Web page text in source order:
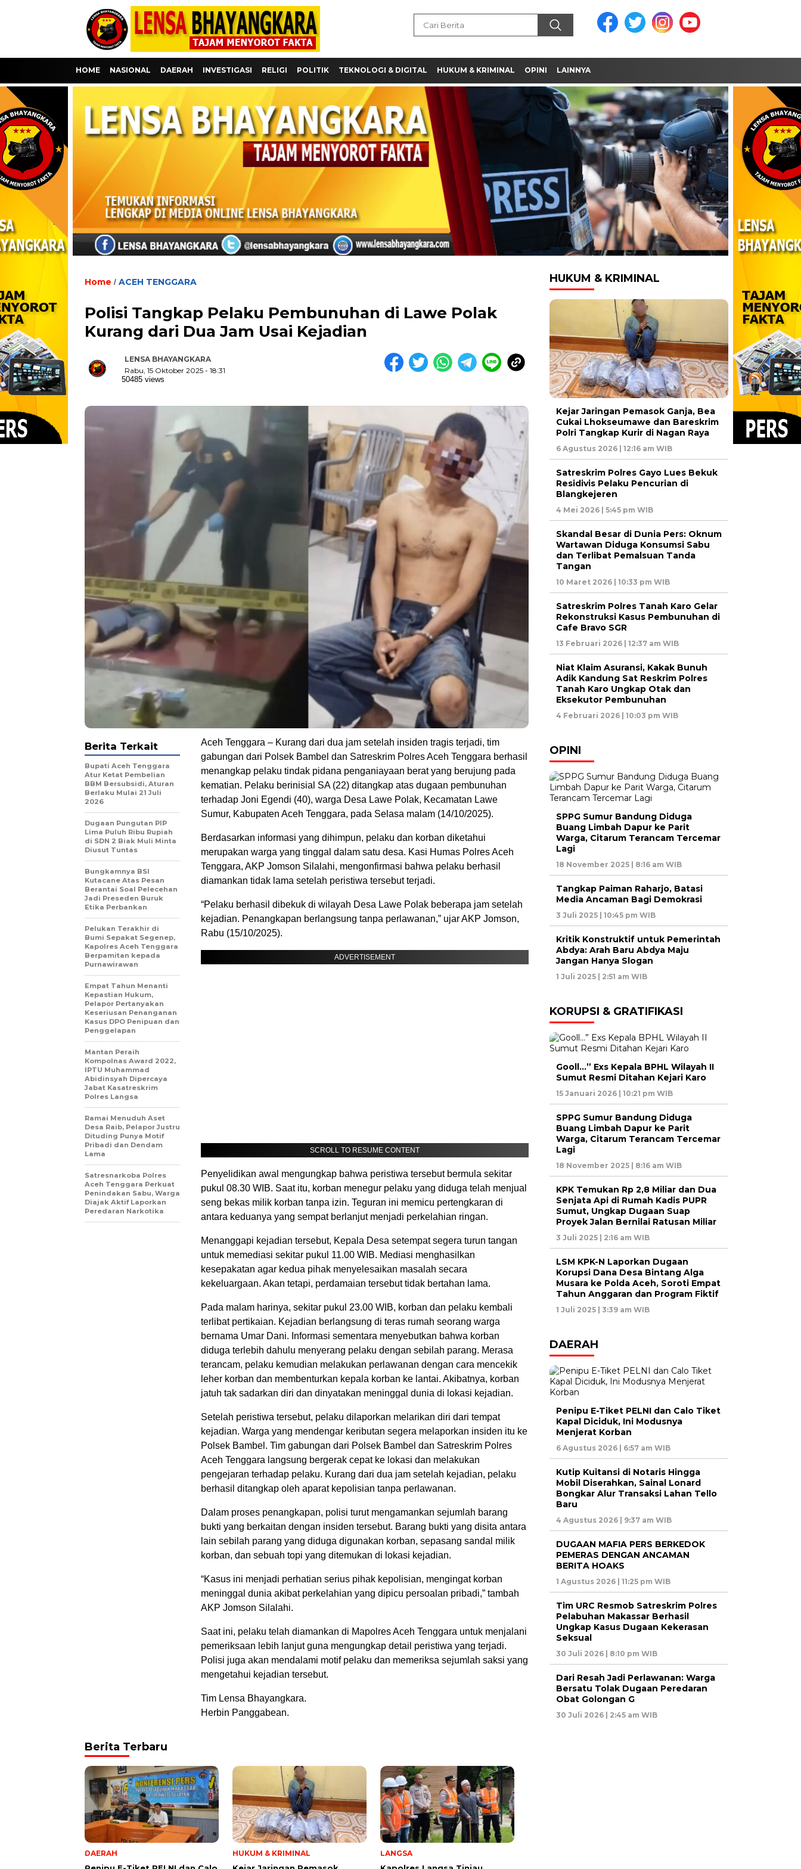
HOME NASIONAL DAERAH INVESTIGASI RELIGI POLITIK TEKNOLOGI & DIGITAL HUKUM & KRIMINAL OPINI LAINNYA
Home / ACEH TENGGARA
Polisi Tangkap Pelaku Pembunuhan di Lawe Polak
Kurang dari Dua Jam Usai Kejadian
LENSA BHAYANGKARA
Rabu, 15 Oktober 2025 - 18:31
50485 views
Aceh Tenggara – Kurang dari dua jam setelah insiden tragis terjadi, tim
gabungan dari Polsek Bambel dan Satreskrim Polres Aceh Tenggara berhasil
menangkap pelaku tindak pidana penganiayaan berat yang berujung pada
kematian. Pelaku berinisial SA (22) ditangkap atas dugaan pembunuhan
terhadap Joni Egendi (40), warga Desa Lawe Polak, Kecamatan Lawe
Sumur, Kabupaten Aceh Tenggara, pada Selasa malam (14/10/2025).
Berdasarkan informasi yang dihimpun, pelaku dan korban diketahui
merupakan warga yang tinggal dalam satu desa. Kasi Humas Polres Aceh
Tenggara, AKP Jomson Silalahi, mengonfirmasi bahwa pelaku berhasil
diamankan tidak lama setelah peristiwa tersebut terjadi.
“Pelaku berhasil dibekuk di wilayah Desa Lawe Polak beberapa jam setelah
kejadian. Penangkapan berlangsung tanpa perlawanan,” ujar AKP Jomson,
Rabu (15/10/2025).
ADVERTISEMENT
SCROLL TO RESUME CONTENT
Penyelidikan awal mengungkap bahwa peristiwa tersebut bermula sekitar
pukul 08.30 WIB. Saat itu, korban menegur pelaku yang diduga telah menjual
seng bekas milik korban tanpa izin. Teguran ini memicu pertengkaran di
antara keduanya yang sempat berlanjut menjadi perkelahian ringan.
Menanggapi kejadian tersebut, Kepala Desa setempat segera turun tangan
untuk memediasi sekitar pukul 11.00 WIB. Mediasi menghasilkan
kesepakatan agar kedua pihak menyelesaikan masalah secara
kekeluargaan. Akan tetapi, perdamaian tersebut tidak bertahan lama.
Pada malam harinya, sekitar pukul 23.00 WIB, korban dan pelaku kembali
terlibat pertikaian. Kejadian berlangsung di teras rumah seorang warga
bernama Umar Dani. Informasi sementara menyebutkan bahwa korban
diduga terlebih dahulu menyerang pelaku dengan sebilah parang. Merasa
terancam, pelaku kemudian melakukan perlawanan dengan cara mencekik
leher korban dan membenturkan kepala korban ke lantai. Akibatnya, korban
jatuh tak sadarkan diri dan dinyatakan meninggal dunia di lokasi kejadian.
Setelah peristiwa tersebut, pelaku dilaporkan melarikan diri dari tempat
kejadian. Warga yang mendengar keributan segera melaporkan insiden itu ke
Polsek Bambel. Tim gabungan dari Polsek Bambel dan Satreskrim Polres
Aceh Tenggara langsung bergerak cepat ke lokasi dan melakukan
pengejaran terhadap pelaku. Kurang dari dua jam setelah kejadian, pelaku
berhasil ditangkap oleh aparat kepolisian tanpa perlawanan.
Dalam proses penangkapan, polisi turut mengamankan sejumlah barang
bukti yang berkaitan dengan insiden tersebut. Barang bukti yang disita antara
lain sebilah parang yang diduga digunakan korban, sepasang sandal milik
korban, dan sebuah topi yang ditemukan di lokasi kejadian.
“Kasus ini menjadi perhatian serius pihak kepolisian, mengingat korban
meninggal dunia akibat perkelahian yang dipicu persoalan pribadi,” tambah
AKP Jomson Silalahi.
Saat ini, pelaku telah diamankan di Mapolres Aceh Tenggara untuk menjalani
pemeriksaan lebih lanjut guna mengungkap detail peristiwa yang terjadi.
Polisi juga akan mendalami motif pelaku dan memeriksa sejumlah saksi yang
mengetahui kejadian tersebut.
Tim Lensa Bhayangkara.
Herbin Panggabean.
Berita Terkait
Bupati Aceh Tenggara
Atur Ketat Pembelian
BBM Bersubsidi, Aturan
Berlaku Mulai 21 Juli
2026
Dugaan Pungutan PIP
Lima Puluh Ribu Rupiah
di SDN 2 Biak Muli Minta
Diusut Tuntas
Bungkamnya BSI
Kutacane Atas Pesan
Berantai Soal Pelecehan
Jadi Preseden Buruk
Etika Perbankan
Pelukan Terakhir di
Bumi Sepakat Segenep,
Kapolres Aceh Tenggara
Berpamitan kepada
Purnawirawan
Empat Tahun Menanti
Kepastian Hukum,
Pelapor Pertanyakan
Keseriusan Penanganan
Kasus DPO Penipuan dan
Penggelapan
Mantan Peraih
Kompolnas Award 2022,
IPTU Muhammad
Abidinsyah Dipercaya
Jabat Kasatreskrim
Polres Langsa
Ramai Menuduh Aset
Desa Raib, Pelapor Justru
Dituding Punya Motif
Pribadi dan Dendam
Lama
Satresnarkoba Polres
Aceh Tenggara Perkuat
Penindakan Sabu, Warga
Diajak Aktif Laporkan
Peredaran Narkotika
Berita Terbaru
DAERAH HUKUM & KRIMINAL LANGSA
HUKUM & KRIMINAL
Kejar Jaringan Pemasok Ganja, Bea
Cukai Lhokseumawe dan Bareskrim
Polri Tangkap Kurir di Nagan Raya
6 Agustus 2026 | 12:16 am WIB
Satreskrim Polres Gayo Lues Bekuk
Residivis Pelaku Pencurian di
Blangkejeren
4 Mei 2026 | 5:45 pm WIB
Skandal Besar di Dunia Pers: Oknum
Wartawan Diduga Konsumsi Sabu
dan Terlibat Pemalsuan Tanda
Tangan
10 Maret 2026 | 10:33 pm WIB
Satreskrim Polres Tanah Karo Gelar
Rekonstruksi Kasus Pembunuhan di
Cafe Bravo SGR
13 Februari 2026 | 12:37 am WIB
Niat Klaim Asuransi, Kakak Bunuh
Adik Kandung Sat Reskrim Polres
Tanah Karo Ungkap Otak dan
Eksekutor Pembunuhan
4 Februari 2026 | 10:03 pm WIB
OPINI
SPPG Sumur Bandung Diduga
Buang Limbah Dapur ke Parit
Warga, Citarum Terancam Tercemar
Lagi
18 November 2025 | 8:16 am WIB
Tangkap Paiman Raharjo, Batasi
Media Ancaman Bagi Demokrasi
3 Juli 2025 | 10:45 pm WIB
Kritik Konstruktif untuk Pemerintah
Abdya: Arah Baru Abdya Maju
Jangan Hanya Slogan
1 Juli 2025 | 2:51 am WIB
KORUPSI & GRATIFIKASI
Gooll…” Exs Kepala BPHL Wilayah II
Sumut Resmi Ditahan Kejari Karo
15 Januari 2026 | 10:21 pm WIB
SPPG Sumur Bandung Diduga
Buang Limbah Dapur ke Parit
Warga, Citarum Terancam Tercemar
Lagi
18 November 2025 | 8:16 am WIB
KPK Temukan Rp 2,8 Miliar dan Dua
Senjata Api di Rumah Kadis PUPR
Sumut, Ungkap Dugaan Suap
Proyek Jalan Bernilai Ratusan Miliar
3 Juli 2025 | 2:16 am WIB
LSM KPK-N Laporkan Dugaan
Korupsi Dana Desa Bintang Alga
Musara ke Polda Aceh, Soroti Empat
Tahun Anggaran dan Program Fiktif
1 Juli 2025 | 3:39 am WIB
DAERAH
Penipu E-Tiket PELNI dan Calo Tiket
Kapal Diciduk, Ini Modusnya
Menjerat Korban
6 Agustus 2026 | 6:57 am WIB
Kutip Kuitansi di Notaris Hingga
Mobil Diserahkan, Sainal Lonard
Bongkar Alur Transaksi Lahan Tello
Baru
4 Agustus 2026 | 9:37 am WIB
DUGAAN MAFIA PERS BERKEDOK
PEMERAS DENGAN ANCAMAN
BERITA HOAKS
1 Agustus 2026 | 11:25 pm WIB
Tim URC Resmob Satreskrim Polres
Pelabuhan Makassar Berhasil
Ungkap Kasus Dugaan Kekerasan
Seksual
30 Juli 2026 | 8:10 pm WIB
Dari Resah Jadi Perlawanan: Warga
Bersatu Tolak Dugaan Peredaran
Obat Golongan G
30 Juli 2026 | 2:45 am WIB